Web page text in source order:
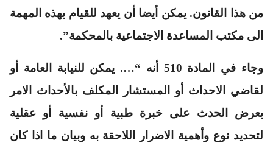
من هذا القانون. يمكن أيضا أن يعهد للقيام بهذه المهمة
الى مكتب المساعدة الاجتماعية بالمحكمة”.
وجاء في المادة 510 أنه “…. يمكن للنيابة العامة أو
لقاضي الاحداث أو المستشار المكلف بالأحداث الامر
بعرض الحدث على خبرة طبية أو نفسية أو عقلية
لتحديد نوع وأهمية الاضرار اللاحقة به وبيان ما اذا كان